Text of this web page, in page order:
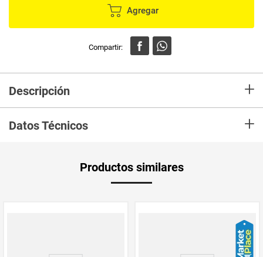
Agregar
Descripción +
Datos Técnicos +
Productos similares